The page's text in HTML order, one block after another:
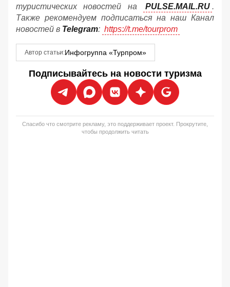
туристических новостей на
PULSE.MAIL.RU .
Также рекомендуем подписаться на наш Канал
новостей в Telegram: https://t.me/tourprom
Автор статьи:Инфогруппа «Турпром»
Подписывайтесь на новости туризма
Спасибо что смотрите рекламу, это поддерживает проект. Прокрутите,
чтобы продолжить читать